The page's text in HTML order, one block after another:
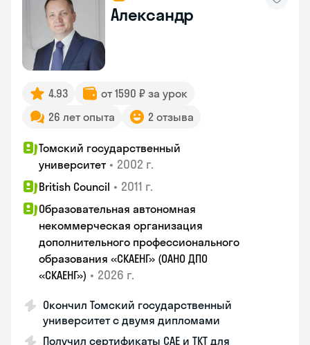
Александр
4.93
от 1590 ₽ за урок
26 лет опыта
2 отзыва
Томский государственный
университет • 2002 г.
British Council • 2011 г.
Образовательная автономная
некоммерческая организация
дополнительного профессионального
образования «СКАЕНГ» (ОАНО ДПО
«СКАЕНГ») • 2026 г.
Окончил Томский государственный
университет с двумя дипломами
Получил сертификаты CAE и TKT для